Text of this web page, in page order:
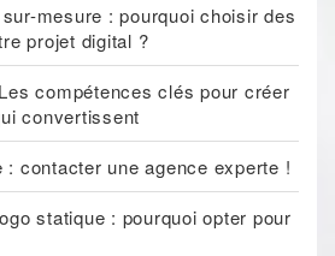
mesure : pourquoi choisir des
projet digital ?
compétences clés pour créer
convertissent
: contacter une agence experte !
statique : pourquoi opter pour